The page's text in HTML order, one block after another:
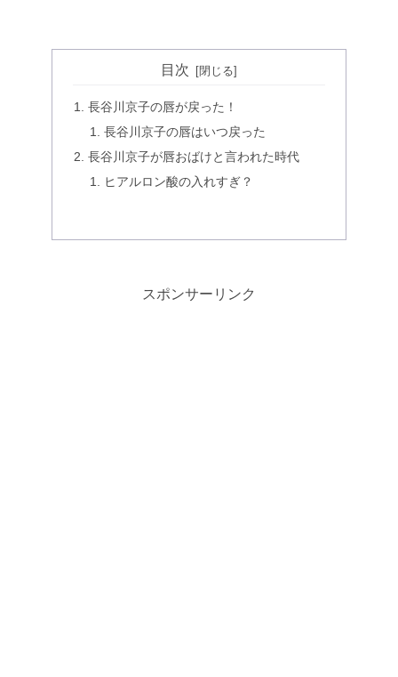
目次
長谷川京子の唇が戻った！
長谷川京子の唇はいつ戻った
長谷川京子が唇おばけと言われた時代
ヒアルロン酸の入れすぎ？
スポンサーリンク